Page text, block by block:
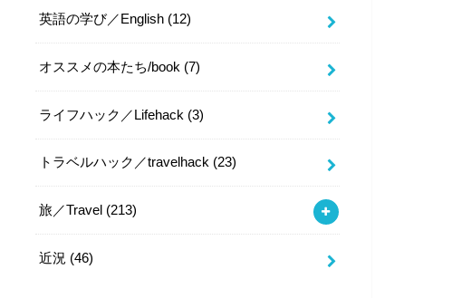
英語の学び／English (12)
オススメの本たち/book (7)
ライフハック／Lifehack (3)
トラベルハック／travelhack (23)
旅／Travel (213)
近況 (46)